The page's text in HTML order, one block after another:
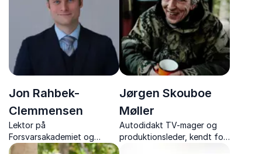
med dyb menneskelig
indsigt.
Jon Rahbek-
Clemmensen
Lektor på
Forsvarsakademiet og
tilknyttet Center for
Jørgen Skouboe
Møller
Autodidakt TV-mager og
produktionsleder, kendt for